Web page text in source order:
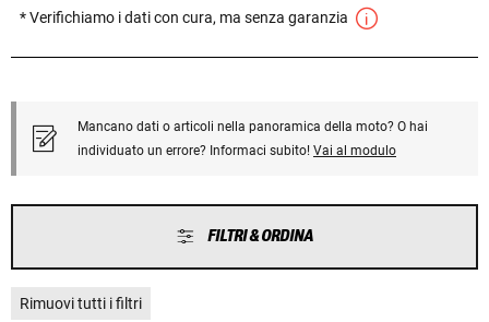
* Verifichiamo i dati con cura, ma senza garanzia
Mancano dati o articoli nella panoramica della moto? O hai
individuato un errore? Informaci subito! Vai al modulo
FILTRI & ORDINA
Rimuovi tutti i filtri